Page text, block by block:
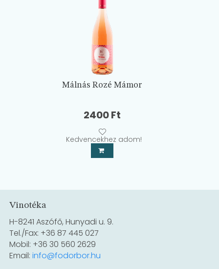
Málnás Rozé Mámor
2400Ft
Kedvencekhez adom!
Vinotéka
H-8241 Aszófő, Hunyadi u. 9.
Tel./Fax: +36 87 445 027
Mobil: +36 30 560 2629
Email:info@fodorbor.hu